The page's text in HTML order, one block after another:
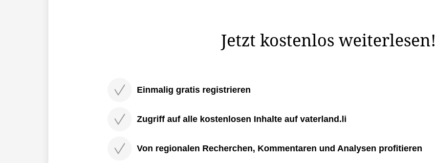
Jetzt kostenlos weiterlesen!
Einmalig gratis registrieren
Zugriff auf alle kostenlosen Inhalte auf vaterland.li
Von regionalen Recherchen, Kommentaren und Analysen profitieren